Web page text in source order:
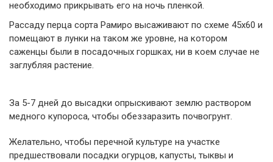
необходимо прикрывать его на ночь пленкой.
Рассаду перца сорта Рамиро высаживают по схеме 45х60 и
помещают в лунки на таком же уровне, на котором
саженцы были в посадочных горшках, ни в коем случае не
заглубляя растение.
За 5-7 дней до высадки опрыскивают землю раствором
медного купороса, чтобы обеззаразить почвогрунт.
Желательно, чтобы перечной культуре на участке
предшествовали посадки огурцов, капусты, тыквы и